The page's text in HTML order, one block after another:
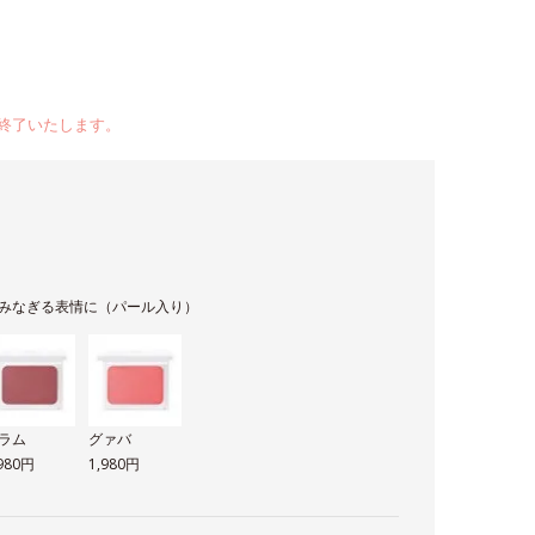
いたします。
ぎる表情に（パール入り）
ム
円
グァバ
1,980円